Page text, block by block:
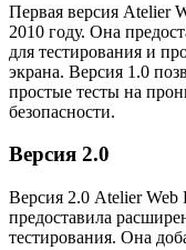
Первая версия Atelier
2010 году. Она
для тестирования и
экрана. Версия 1.0
простые тесты на
безопасности.
Версия 2.0
Версия 2.0 Atelier Web
предоставила
тестирования. Она